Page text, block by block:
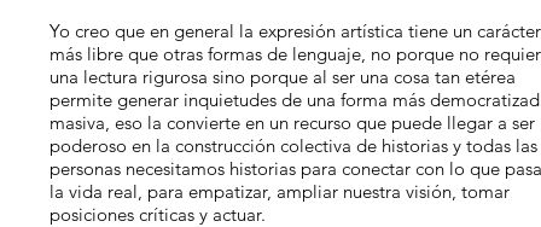
Yo creo que en general la expresión artística tiene un carácter
más libre que otras formas de lenguaje, no porque no
una lectura rigurosa sino porque al ser una cosa tan etérea
permite generar inquietudes de una forma más
masiva, eso la convierte en un recurso que puede llegar a ser
poderoso en la construcción colectiva de historias y todas las
personas necesitamos historias para conectar con lo que
la vida real, para empatizar, ampliar nuestra visión, tomar
posiciones críticas y actuar.